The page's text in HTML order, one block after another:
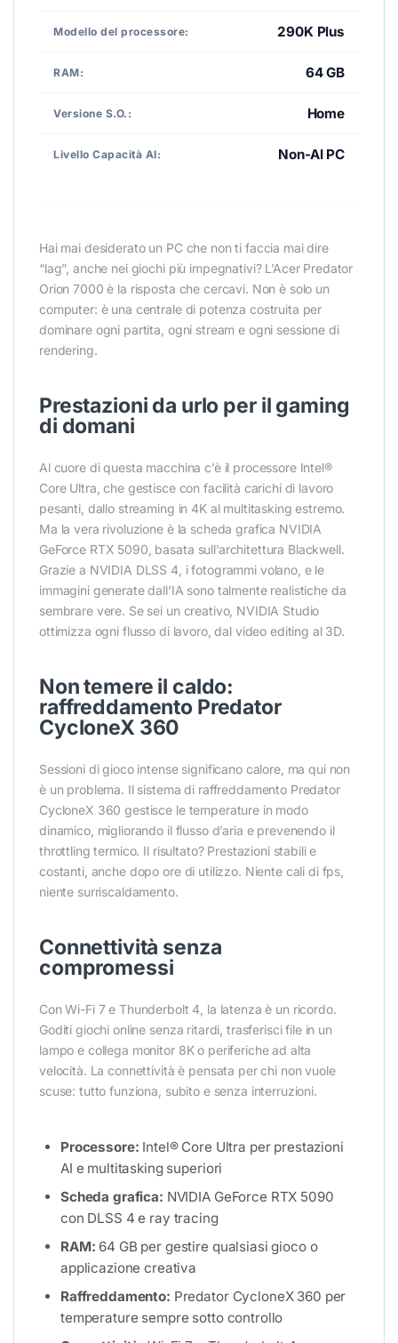
Modello del processore: 290K Plus
RAM: 64 GB
Versione S.O.: Home
Livello Capacità AI: Non-AI PC
Hai mai desiderato un PC che non ti faccia mai dire
“lag”, anche nei giochi più impegnativi? L’Acer Predator
Orion 7000 è la risposta che cercavi. Non è solo un
computer: è una centrale di potenza costruita per
dominare ogni partita, ogni stream e ogni sessione di
rendering.
Prestazioni da urlo per il gaming
di domani
Al cuore di questa macchina c’è il processore Intel®
Core Ultra, che gestisce con facilità carichi di lavoro
pesanti, dallo streaming in 4K al multitasking estremo.
Ma la vera rivoluzione è la scheda grafica NVIDIA
GeForce RTX 5090, basata sull’architettura Blackwell.
Grazie a NVIDIA DLSS 4, i fotogrammi volano, e le
immagini generate dall’IA sono talmente realistiche da
sembrare vere. Se sei un creativo, NVIDIA Studio
ottimizza ogni flusso di lavoro, dal video editing al 3D.
Non temere il caldo:
raffreddamento Predator
CycloneX 360
Sessioni di gioco intense significano calore, ma qui non
è un problema. Il sistema di raffreddamento Predator
CycloneX 360 gestisce le temperature in modo
dinamico, migliorando il flusso d’aria e prevenendo il
throttling termico. Il risultato? Prestazioni stabili e
costanti, anche dopo ore di utilizzo. Niente cali di fps,
niente surriscaldamento.
Connettività senza
compromessi
Con Wi-Fi 7 e Thunderbolt 4, la latenza è un ricordo.
Goditi giochi online senza ritardi, trasferisci file in un
lampo e collega monitor 8K o periferiche ad alta
velocità. La connettività è pensata per chi non vuole
scuse: tutto funziona, subito e senza interruzioni.
Processore: Intel® Core Ultra per prestazioni
AI e multitasking superiori
Scheda grafica: NVIDIA GeForce RTX 5090
con DLSS 4 e ray tracing
RAM: 64 GB per gestire qualsiasi gioco o
applicazione creativa
Raffreddamento: Predator CycloneX 360 per
temperature sempre sotto controllo